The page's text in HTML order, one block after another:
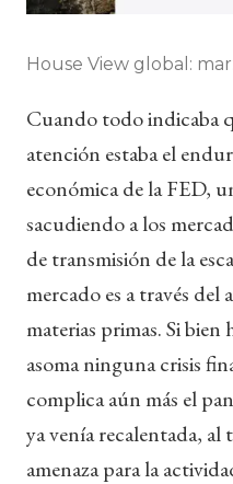
House View global:
Cuando todo indicaba
atención estaba el
económica de la FED,
sacudiendo a los
de transmisión de la
mercado es a través del
materias primas. Si
asoma ninguna crisis
complica aún más el
ya venía recalentada,
amenaza para la